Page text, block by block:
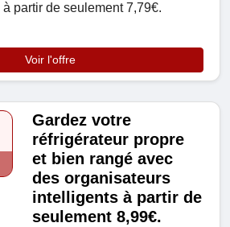
partir de seulement 7,79€.
Voir l'offre
Gardez votre
réfrigérateur propre
et bien rangé avec
des organisateurs
intelligents à partir de
seulement 8,99€.